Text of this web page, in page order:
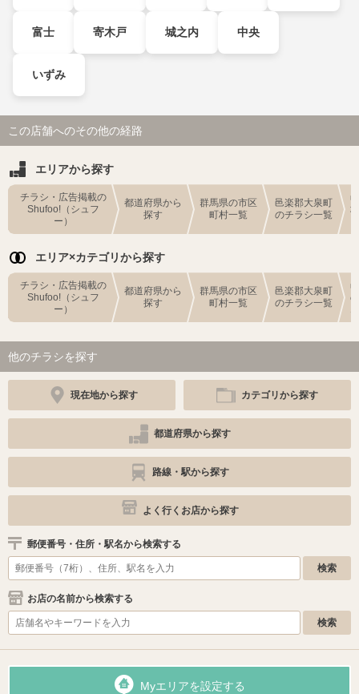
富士 寄木戸 城之内 中央
いずみ
この店舗へのその他の経路
エリアから探す
チラシ・広告掲載の
Shufoo!（シュフ
ー）
都道府県から
探す
群馬県の市区
町村一覧
邑楽郡大泉町
のチラシ一覧
エリア×カテゴリから探す
チラシ・広告掲載の
Shufoo!（シュフ
ー）
都道府県から
探す
群馬県の市区
町村一覧
邑楽郡大泉町
のチラシ一覧
他のチラシを探す
現在地から探す カテゴリから探す
都道府県から探す
路線・駅から探す
よく行くお店から探す
郵便番号・住所・駅名から検索する
お店の名前から検索する
Myエリアを設定する